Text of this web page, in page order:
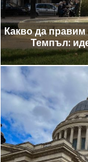
Какво да
Темпъл: